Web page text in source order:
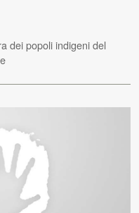
dei popoli indigeni del